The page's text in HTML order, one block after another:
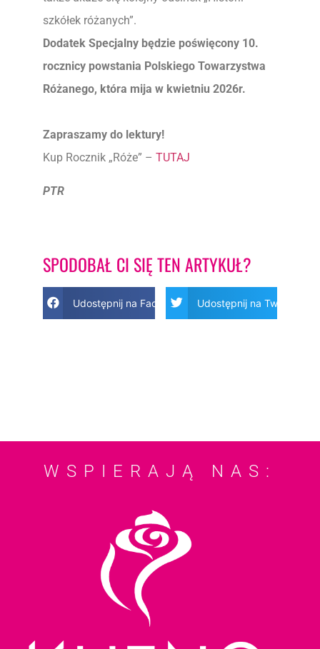
szkółek różanych”.
Dodatek Specjalny będzie poświęcony 10.
rocznicy powstania Polskiego Towarzystwa
Różanego, która mija w kwietniu 2026r.
Zapraszamy do lektury!
Kup Rocznik „Róże” – TUTAJ
PTR
SPODOBAŁ CI SIĘ TEN ARTYKUŁ?
Udostępnij na Facebook Udostępnij na Twitter
WSPIERAJĄ NAS: